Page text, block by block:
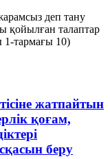
деп тану
қойылған талаптар
тармағы 10)
жатпайтын
қоғам,
беру